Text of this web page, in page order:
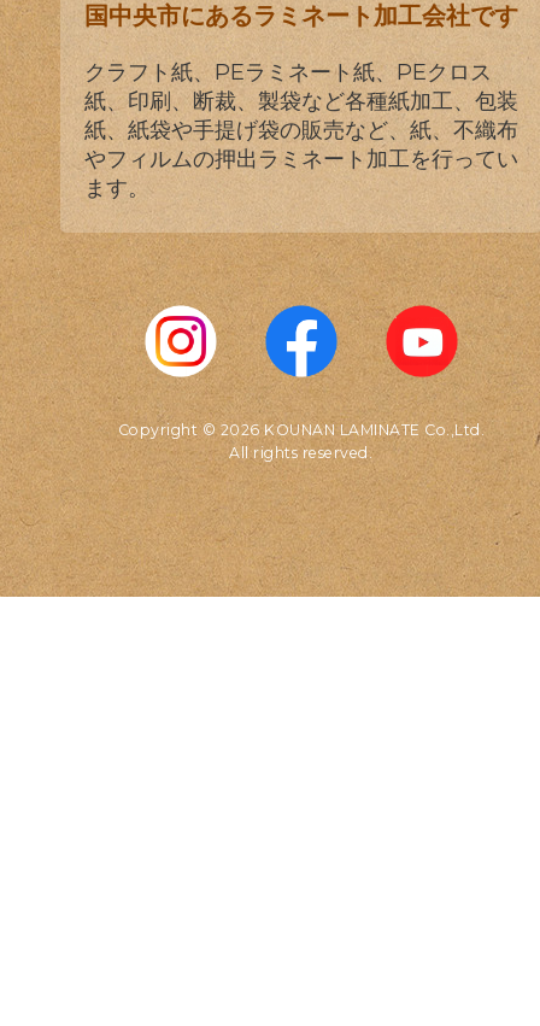
国中央市にあるラミネート加工会社です
クラフト紙、PEラミネート紙、PEクロス
紙、印刷、断裁、製袋など各種紙加工、包装
紙、紙袋や手提げ袋の販売など、紙、不織布
やフィルムの押出ラミネート加工を行ってい
ます。
Copyright © 2026 KOUNAN LAMINATE Co.,Ltd.
All rights reserved.